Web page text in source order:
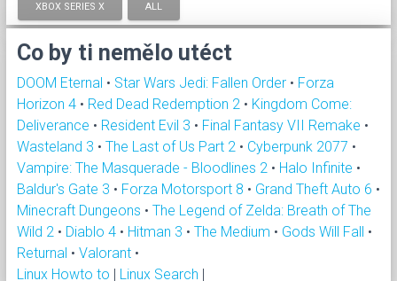
XBOX SERIES X ALL
Co by ti nemělo utéct
DOOM Eternal • Star Wars Jedi: Fallen Order • Forza
Horizon 4 • Red Dead Redemption 2 • Kingdom Come:
Deliverance • Resident Evil 3 • Final Fantasy VII Remake •
Wasteland 3 • The Last of Us Part 2 • Cyberpunk 2077 •
Vampire: The Masquerade - Bloodlines 2 • Halo Infinite •
Baldur's Gate 3 • Forza Motorsport 8 • Grand Theft Auto 6 •
Minecraft Dungeons • The Legend of Zelda: Breath of The
Wild 2 • Diablo 4 • Hitman 3 • The Medium • Gods Will Fall •
Returnal • Valorant •
Linux Howto to | Linux Search |